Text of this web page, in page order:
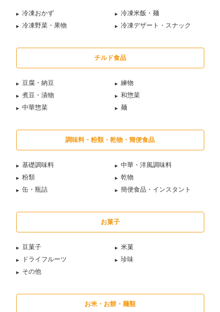
冷凍おかず
冷凍米飯・麺
冷凍野菜・果物
冷凍デザート・スナック
チルド食品
豆腐・納豆
練物
煮豆・漬物
和惣菜
中華惣菜
麺
調味料・粉類・乾物・簡便食品
基礎調味料
中華・洋風調味料
粉類
乾物
缶・瓶詰
簡便食品・インスタント
お菓子
豆菓子
米菓
ドライフルーツ
珍味
その他
お米・お餅・麺類